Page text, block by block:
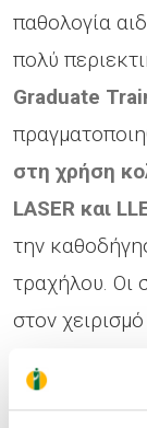
παθολογία
πολύ
Graduate
στη χρήση
LASER και
την
τραχήλου. Οι
στον
προϊόντων.